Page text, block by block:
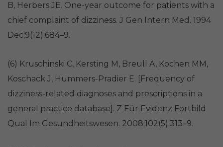
B, Herbers JE. One-year outcome for patients with a
chief complaint of dizziness. J Gen Intern Med. 1994
Dec;9(12):684–9.
(6) Kruschinski C, Kersting M, Breull A, Kochen MM,
Koschack J, Hummers-Pradier E. [Frequency of
dizziness-related diagnoses and prescriptions in a
general practice database]. Z Für Evidenz Fortbild
Qual Im Gesundheitswesen. 2008;102(5):313–9.